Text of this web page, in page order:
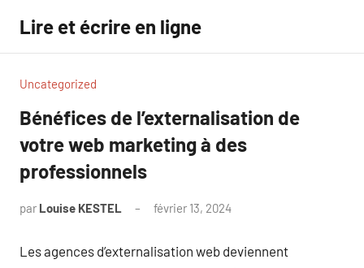
contenu
Lire et écrire en ligne
Uncategorized
Bénéfices de l’externalisation de
votre web marketing à des
professionnels
par Louise KESTEL février 13, 2024
Les agences d’externalisation web deviennent